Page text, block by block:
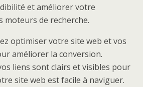
et améliorer votre
moteurs de recherche.
optimiser votre site web et vos
améliorer la conversion.
liens sont clairs et visibles pour
site web est facile à naviguer.